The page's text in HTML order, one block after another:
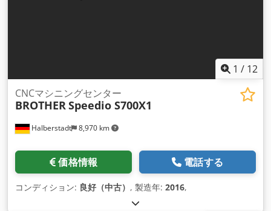
1 / 12
Halberstadt 8,970 km
CNCマシニングセンター
BROTHERSpeedio S700X1
価格情報 電話する
コンディション: 良好（中古） , 製造年: 2016,